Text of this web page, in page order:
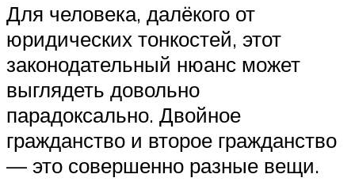
Для человека, далёкого от
юридических тонкостей, этот
законодательный нюанс может
выглядеть довольно
парадоксально. Двойное
гражданство и второе гражданство
— это совершенно разные вещи.